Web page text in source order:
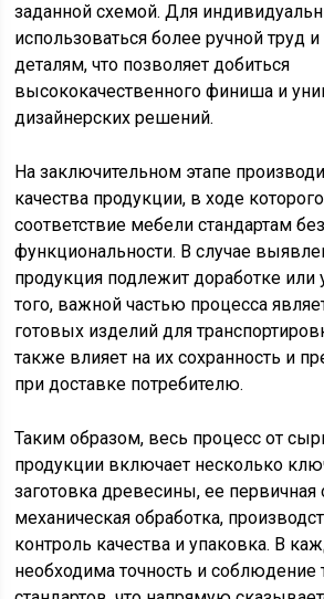
заданной схемой. Для
использоваться более ручной труд
деталям, что позволяет добиться
высококачественного финиша и
дизайнерских решений.
На заключительном этапе
качества продукции, в ходе
соответствие мебели стандартам
функциональности. В случае
продукция подлежит доработке или
того, важной частью процесса
готовых изделий для
также влияет на их сохранность и
при доставке потребителю.
Таким образом, весь процесс от
продукции включает несколько
заготовка древесины, ее первичная
механическая обработка,
контроль качества и упаковка. В
необходима точность и соблюдение